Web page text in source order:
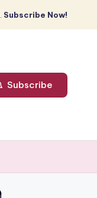
Subscribe Now!
Subscribe